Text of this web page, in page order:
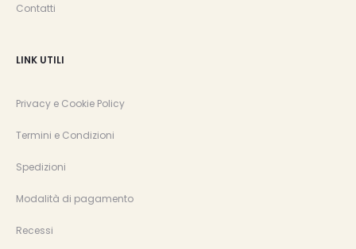
Contatti
LINK UTILI
Privacy e Cookie Policy
Termini e Condizioni
Spedizioni
Modalità di pagamento
Recessi